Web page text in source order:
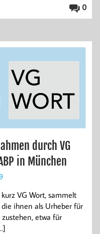
0
durch VG
in München
VG Wort, sammelt
ihnen als Urheber für
etwa für